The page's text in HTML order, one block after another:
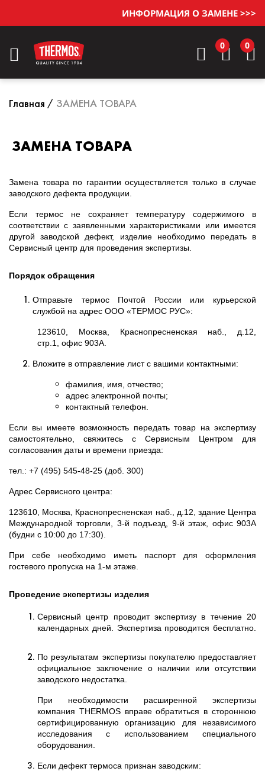
ИНФОРМАЦИЯ О ЗАМЕНЕ >>>
0 0
Главная ЗАМЕНА ТОВАРА
ЗАМЕНА ТОВАРА
Замена товара по гарантии осуществляется только в случае
заводского дефекта продукции.
Если термос не сохраняет температуру содержимого в
соответствии с заявленными характеристиками или имеется
другой заводской дефект, изделие необходимо передать в
Сервисный центр для проведения экспертизы.
Порядок обращения
Отправьте термос Почтой России или курьерской
службой на адрес ООО «ТЕРМОС РУС»:
123610, Москва, Краснопресненская наб., д.12,
стр.1, офис 903А.
Вложите в отправление лист с вашими контактными:
фамилия, имя, отчество;
адрес электронной почты;
контактный телефон.
Если вы имеете возможность передать товар на экспертизу
самостоятельно, свяжитесь с Сервисным Центром для
согласования даты и времени приезда:
тел.: +7 (495) 545-48-25 (доб. 300)
Адрес Сервисного центра:
123610, Москва, Краснопресненская наб., д.12, здание Центра
Международной торговли, 3-й подъезд, 9-й этаж, офис 903А
(будни с 10:00 до 17:30).
При себе необходимо иметь паспорт для оформления
гостевого пропуска на 1-м этаже.
Проведение экспертизы изделия
Сервисный центр проводит экспертизу в течение 20
календарных дней. Экспертиза проводится бесплатно.
По результатам экспертизы покупателю предоставляет
официальное заключение о наличии или отсутствии
заводского недостатка.
При необходимости расширенной экспертизы
компания THERMOS вправе обратиться в стороннюю
сертифицированную организацию для независимого
исследования с использованием специального
оборудования.
Если дефект термоса признан заводским: